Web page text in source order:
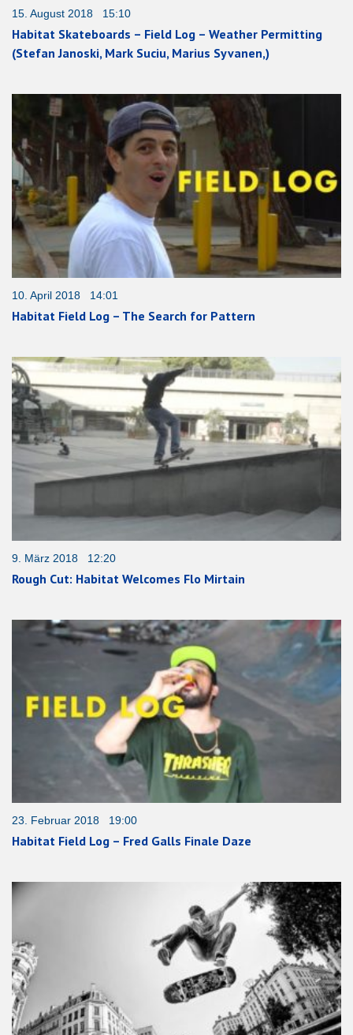
15. August 2018 15:10
Habitat Skateboards – Field Log – Weather Permitting
(Stefan Janoski, Mark Suciu, Marius Syvanen,)
10. April 2018 14:01
Habitat Field Log – The Search for Pattern
9. März 2018 12:20
Rough Cut: Habitat Welcomes Flo Mirtain
23. Februar 2018 19:00
Habitat Field Log – Fred Galls Finale Daze